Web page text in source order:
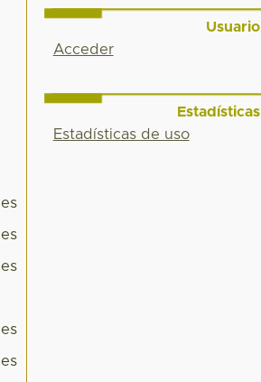
es
es
es
es
es
Usuario
Acceder
Estadísticas
Estadísticas de uso